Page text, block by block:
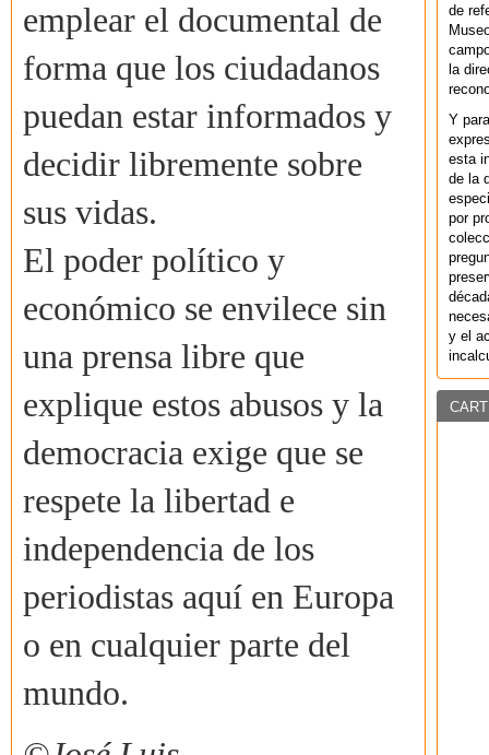
emplear el documental de
forma que los ciudadanos
puedan estar informados y
decidir libremente sobre
sus vidas.
El poder político y
económico se envilece sin
una prensa libre que
explique estos abusos y la
democracia exige que se
respete la libertad e
independencia de los
periodistas aquí en Europa
o en cualquier parte del
mundo.
de
la
Y
esta
de la
por
y el